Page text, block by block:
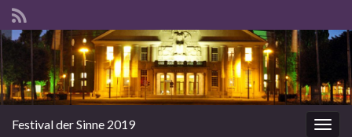
Festival der Sinne 2019